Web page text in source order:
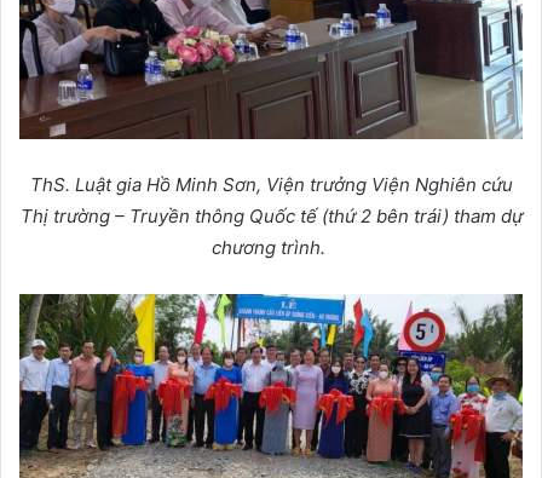
ThS. Luật gia Hồ Minh Sơn, Viện trưởng Viện Nghiên cứu
Thị trường – Truyền thông Quốc tế (thứ 2 bên trái) tham dự
chương trình.